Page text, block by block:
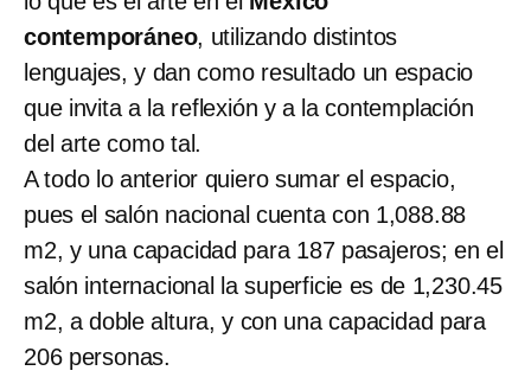
contemporáneo, utilizando distintos
lenguajes, y dan como resultado un espacio
que invita a la reflexión y a la contemplación
del arte como tal.
A todo lo anterior quiero sumar el espacio,
pues el salón nacional cuenta con 1,088.88
m2, y una capacidad para 187 pasajeros; en el
salón internacional la superficie es de 1,230.45
m2, a doble altura, y con una capacidad para
206 personas.